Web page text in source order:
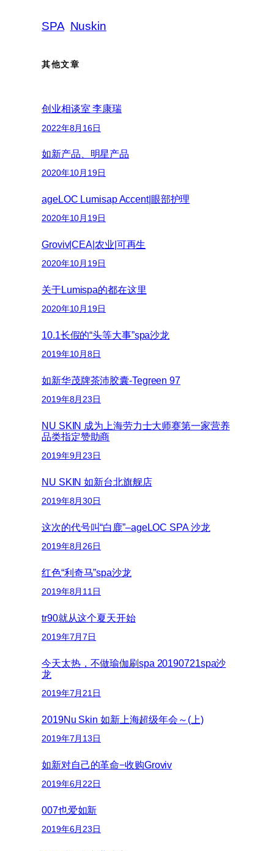
SPA Nuskin
其他文章
创业相谈室 李康瑞
2022年8月16日
如新产品、明星产品
2020年10月19日
ageLOC Lumisap Accent|眼部护理
2020年10月19日
Groviv|CEA|农业|可再生
2020年10月19日
关于Lumispa的都在这里
2020年10月19日
10.1长假的“头等大事”spa沙龙
2019年10月8日
如新华茂牌茶沛胶囊-Tegreen 97
2019年8月23日
NU SKIN 成为上海劳力士大师赛第一家营养
品类指定赞助商
2019年9月23日
NU SKIN 如新台北旗舰店
2019年8月30日
这次的代号叫“白鹿”–ageLOC SPA 沙龙
2019年8月26日
红色“利奇马”spa沙龙
2019年8月11日
tr90就从这个夏天开始
2019年7月7日
今天太热，不做瑜伽刷spa 20190721spa沙
龙
2019年7月21日
2019Nu Skin 如新上海超级年会～(上)
2019年7月13日
如新对自己的革命−收购Groviv
2019年6月22日
007也爱如新
2019年6月23日